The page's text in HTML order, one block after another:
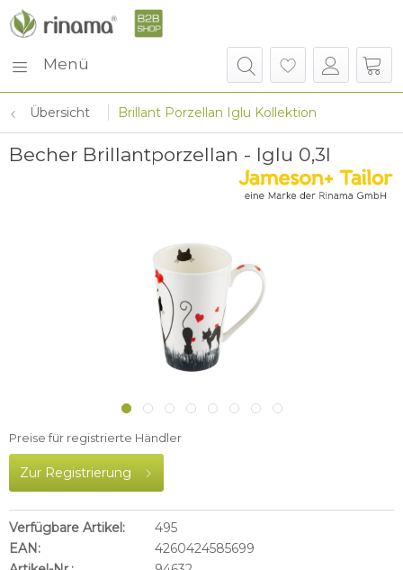
Menü
Übersicht Brillant Porzellan Iglu Kollektion
Becher Brillantporzellan - Iglu 0,3l
Preise für registrierte Händler
Zur Registrierung
Verfügbare Artikel:
495
EAN:
4260424585699